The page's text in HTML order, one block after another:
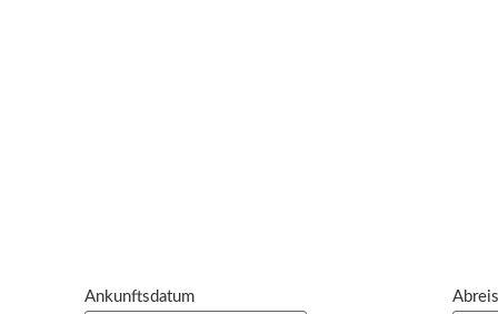
© B&B e
Ankunftsdatum